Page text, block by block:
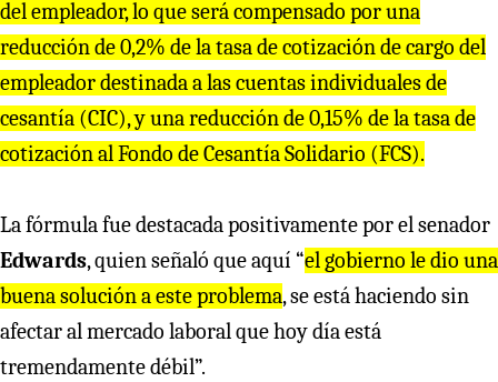
del empleador, lo que será compensado por una
reducción de 0,2% de la tasa de cotización de cargo del
empleador destinada a las cuentas individuales de
cesantía (CIC), y una reducción de 0,15% de la tasa de
cotización al Fondo de Cesantía Solidario (FCS).
La fórmula fue destacada positivamente por el senador
Edwards, quien señaló que aquí “el gobierno le dio una
buena solución a este problema, se está haciendo sin
afectar al mercado laboral que hoy día está
tremendamente débil”.